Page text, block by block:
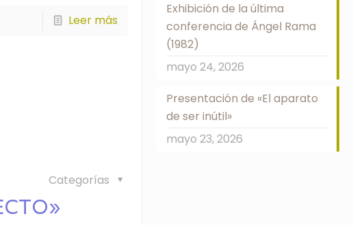
Leer más
Categorías
Exhibición de la última
conferencia de Ángel Rama
(1982)
mayo 24, 2026
Presentación de «El aparato
de ser inútil»
mayo 23, 2026